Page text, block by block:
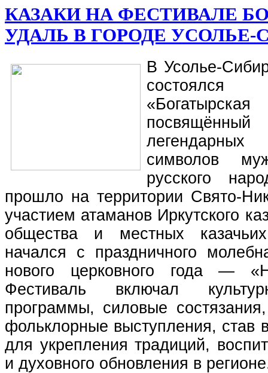
КАЗАКИ НА ФЕСТИВАЛЕ
УДАЛЬ В ГОРОДЕ УСОЛЬЕ-
В Усолье-
символов
русского
прошло на территории Свято-
участием атаманов Иркутского
общества и местных
начался с праздничного
нового церковного года —
Фестиваль включал
программы, силовые
фольклорные выступления, став
для укрепления традиций,
и духовного обновления в